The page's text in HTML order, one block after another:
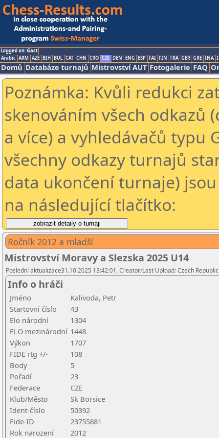
Logged on: Gast
Arabic ARM AZE BIH BUL CAT CHN CRO CZE DEN ENG ESP FAI FIN FRA GER GRE INA
Domů Databáze turnajů Mistrovství AUT Fotogalerie FAQ
Poznámka: Kvůli redukci
skenováním všech odkazů
a více) a vyhledávačů typu
všechny odkazy turnajů
data ukončení turnaje)
na následující tlačítko:
Ročník 2012 a mladší
Mistrovství Moravy a Slezska 2025 U14
Poslední aktualizace31.10.2025 13:42:01, Creator/Last Upload: Czech
Info o hráči
Jméno
Kalivoda, Petr
Startovní číslo
43
Elo národní
1304
ELO mezinárodní 1448
Výkon
1707
FIDE rtg +/-
108
Body
5
Pořadí
23
Federace
CZE
Klub/Město
Sk Borsice
Ident-číslo
50392
Fide-ID
23755881
Rok narození
2012